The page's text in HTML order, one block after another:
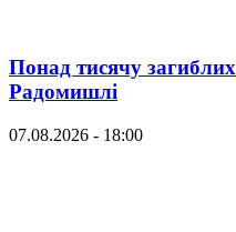
Понад тисячу
Радомишлі
07.08.2026 - 18:00